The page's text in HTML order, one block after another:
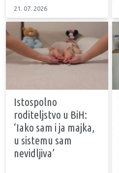
21. 07. 2026
Istospolno
roditeljstvo u BiH:
‘Iako sam i ja majka,
u sistemu sam
nevidljiva’